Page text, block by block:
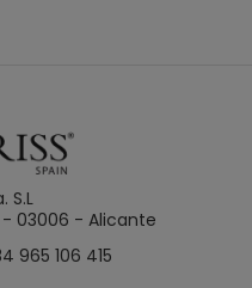
S.L
- 03006 - Alicante
965 106 415